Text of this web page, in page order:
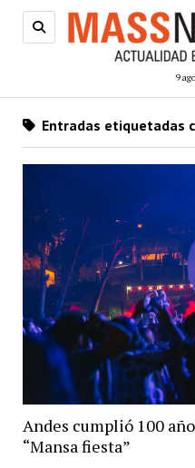
9
Entradas etiquetadas
Andes cumplió 100
“Mansa fiesta”